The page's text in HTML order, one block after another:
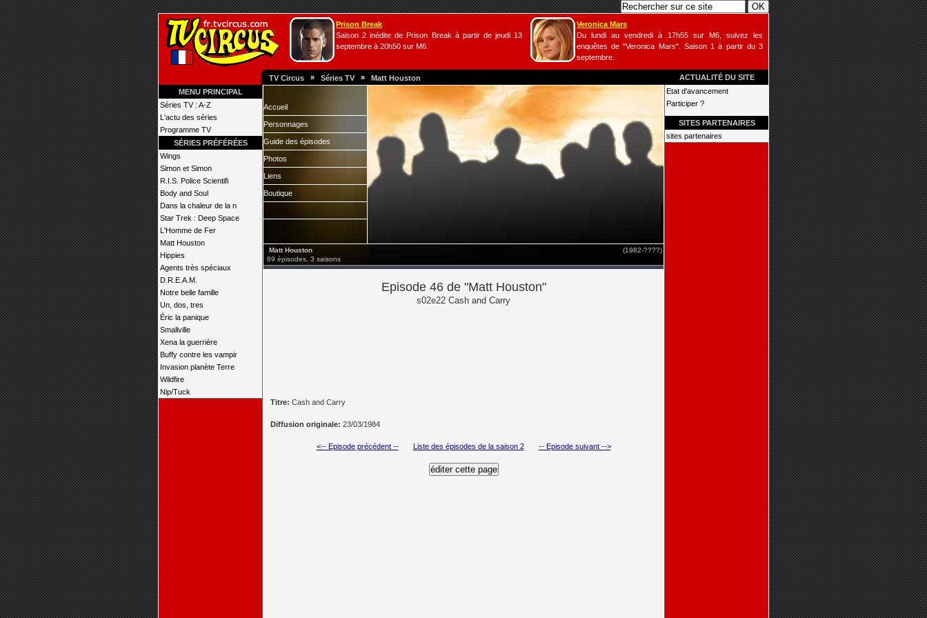
Prison Break
Saison 2 inédite de Prison Break à partir de jeudi 13
septembre à 20h50 sur M6.
Veronica Mars
Du lundi au vendredi à 17h55 sur M6, suivez les
enquêtes de "Veronica Mars". Saison 1 à partir du 3
septembre.
TV Circus » Séries TV » Matt Houston
ACTUALITÉ DU SITE
MENU PRINCIPAL
Séries TV : A-Z
L'actu des séries
Programme TV
SÉRIES PRÉFÉRÉES
Wings
Simon et Simon
R.I.S. Police Scientifi
Body and Soul
Dans la chaleur de la n
Star Trek : Deep Space
L'Homme de Fer
Matt Houston
Hippies
Agents très spéciaux
D.R.E.A.M.
Notre belle famille
Un, dos, tres
Éric la panique
Smallville
Xena la guerrière
Buffy contre les vampir
Invasion planète Terre
Wildfire
Nip/Tuck
Accueil
Personnages
Guide des épisodes
Photos
Liens
Boutique
Matt Houston
69 épisodes, 3 saisons
(1982-????)
Episode 46 de "Matt Houston"
s02e22 Cash and Carry
Titre: Cash and Carry
Diffusion originale: 23/03/1984
<-- Episode précédent -- Liste des épisodes de la saison 2 -- Episode suivant -->
Etat d'avancement
Participer ?
SITES PARTENAIRES
sites partenaires